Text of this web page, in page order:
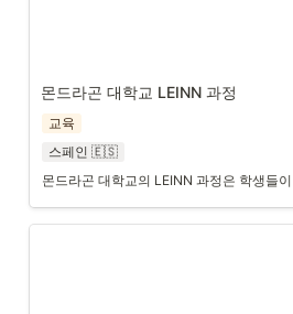
몬드라곤 대학교 LEINN 과정
교육
스페인 🇪🇸
몬드라곤 대학교의 LEINN 과정은 학생들